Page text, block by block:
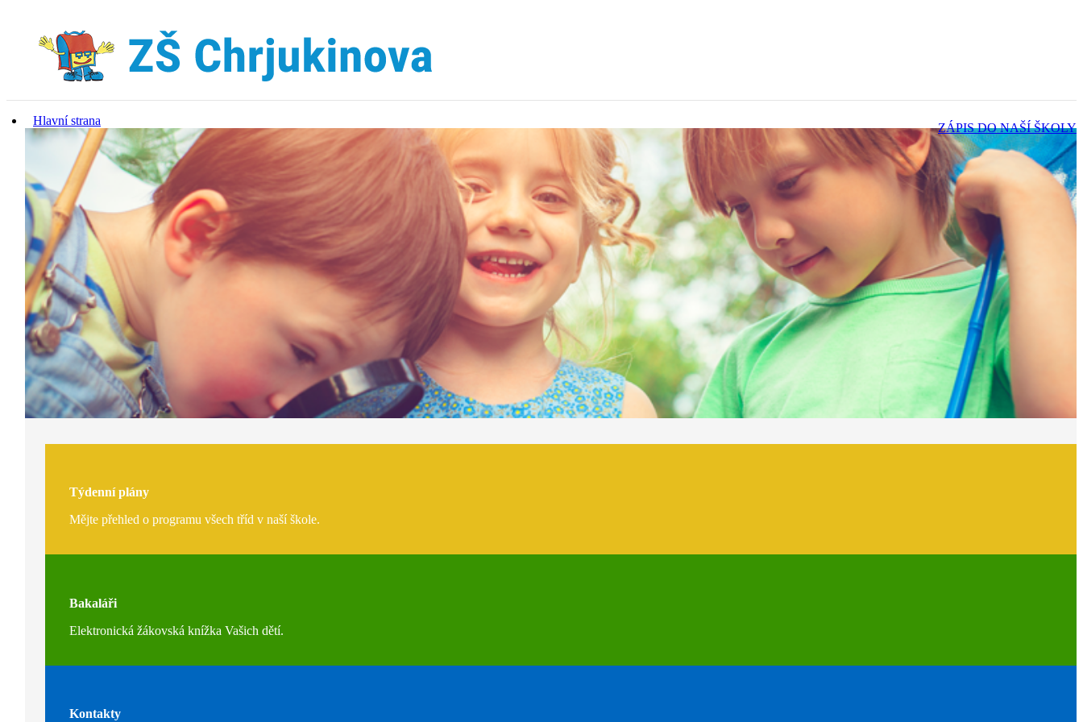
ZÁPIS DO NAŠÍ ŠKOLY
Hlavní strana
Týdenní plány
Mějte přehled o programu všech tříd v naší škole.
Bakaláři
Elektronická žákovská knížka Vašich dětí.
Kontakty